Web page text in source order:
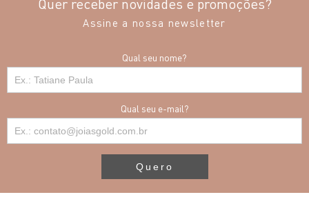
Quer receber novidades e promoções?
Assine a nossa newsletter
Qual seu nome?
Qual seu e-mail?
Quero